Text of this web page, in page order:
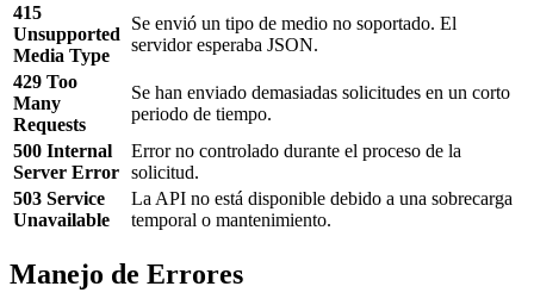
415
Unsupported
Media Type
Se envió un tipo de medio no soportado. El
servidor esperaba JSON.
429 Too
Many
Requests
Se han enviado demasiadas solicitudes en un corto
periodo de tiempo.
500 Internal
Server Error
Error no controlado durante el proceso de la
solicitud.
503 Service
Unavailable
La API no está disponible debido a una sobrecarga
temporal o mantenimiento.
Manejo de Errores